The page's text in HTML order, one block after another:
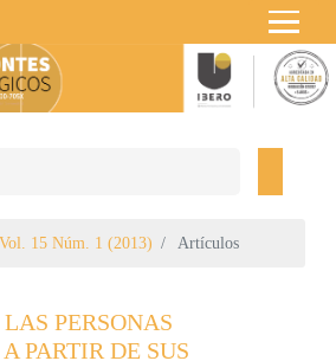
Vol. 15 Núm. 1 (2013) Artículos
PERSONAS
PARTIR DE SUS